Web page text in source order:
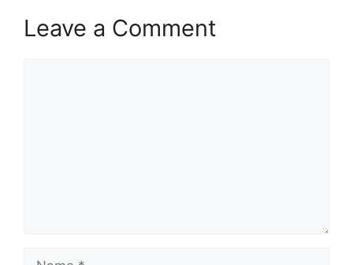
Leave a Comment
Name